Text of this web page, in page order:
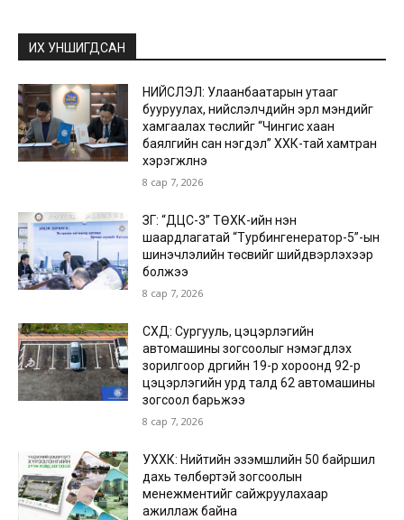
ИХ УНШИГДСАН
НИЙСЛЭЛ: Улаанбаатарын утааг
бууруулах, нийслэлчүүдийн эрүүл мэндийг
хамгаалах төслийг “Чингис хаан
баялгийн сан нэгдэл” ХХК-тай хамтран
хэрэгжүүлнэ
8 сар 7, 2026
ЗГ: “ДЦС-3” ТӨХК-ийн нэн
шаардлагатай “Турбингенератор-5”-ын
шинэчлэлийн төсвийг шийдвэрлэхээр
болжээ
8 сар 7, 2026
СХД: Сургууль, цэцэрлэгийн
автомашины зогсоолыг нэмэгдүүлэх
зорилгоор дүүргийн 19-р хороонд 92-р
цэцэрлэгийн урд талд 62 автомашины
зогсоол барьжээ
8 сар 7, 2026
УХХК: Нийтийн эзэмшлийн 50 байршил
дахь төлбөртэй зогсоолын
менежментийг сайжруулахаар
ажиллаж байна